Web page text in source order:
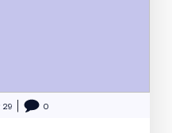
29 0